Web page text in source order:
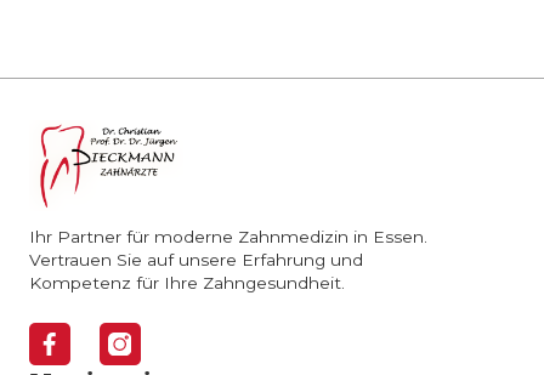
Ihr Partner für moderne Zahnmedizin in Essen.
Vertrauen Sie auf unsere Erfahrung und
Kompetenz für Ihre Zahngesundheit.